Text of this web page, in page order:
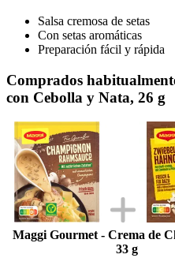
Salsa cremosa de setas
Con setas aromáticas
Preparación fácil y rápida
Comprados
con Cebolla y Nata, 26 g
Maggi Gourmet - Crema de
33 g